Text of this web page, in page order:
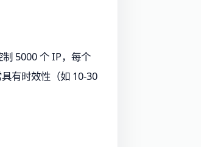
5000 个 IP，每个
有时效性（如 10-30